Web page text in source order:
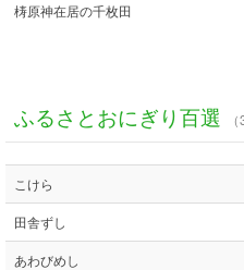
梼原神在居の千枚田
ふるさとおにぎり百選
こけら
田舎ずし
あわびめし